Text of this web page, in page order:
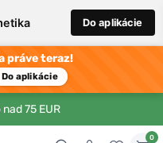
Do aplikácie
práve teraz!
Do aplikácie
75 EUR
0